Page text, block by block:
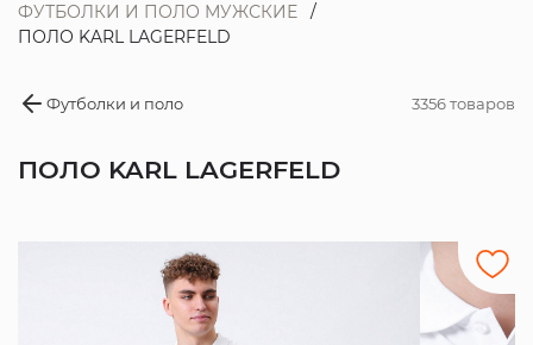
ФУТБОЛКИ И ПОЛО МУЖСКИЕ
ПОЛО KARL LAGERFELD
Футболки и поло 3356 товаров
ПОЛО KARL LAGERFELD